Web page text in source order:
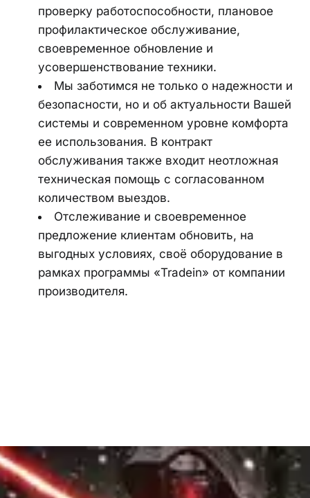
проверку работоспособности, плановое
профилактическое обслуживание,
своевременное обновление и
усовершенствование техники.
Мы заботимся не только о надежности и
безопасности, но и об актуальности Вашей
системы и современном уровне комфорта
ее использования. В контракт
обслуживания также входит неотложная
техническая помощь с согласованном
количеством выездов.
Отслеживание и своевременное
предложение клиентам обновить, на
выгодных условиях, своё оборудование в
рамках программы «Tradein» от компании
производителя.